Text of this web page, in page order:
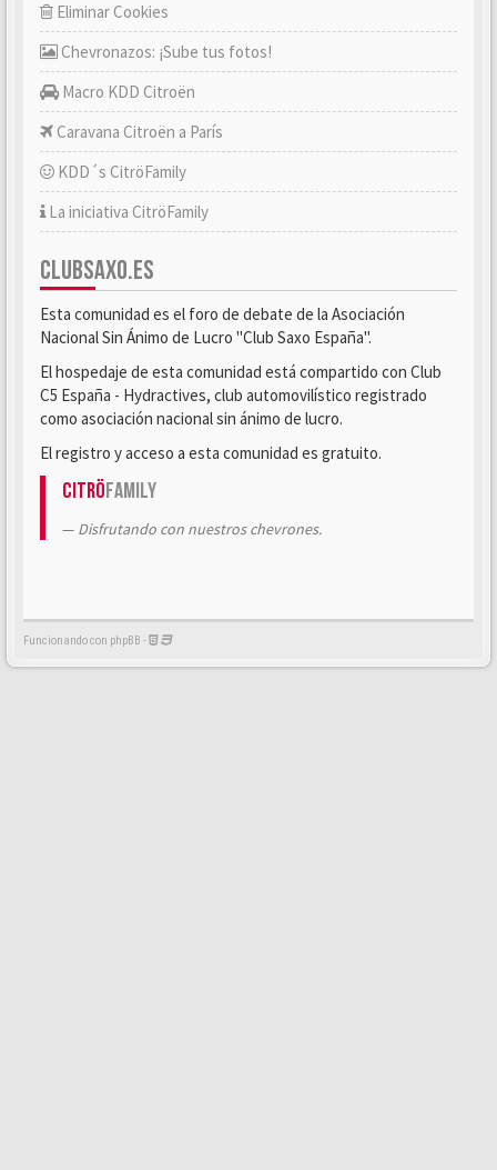
Eliminar Cookies
Chevronazos: ¡Sube tus fotos!
Macro KDD Citroën
Caravana Citroën a París
KDD´s CitröFamily
La iniciativa CitröFamily
CLUBSAXO.ES
Esta comunidad es el foro de debate de la Asociación
Nacional Sin Ánimo de Lucro "Club Saxo España".
El hospedaje de esta comunidad está compartido con Club
C5 España - Hydractives, club automovilístico registrado
como asociación nacional sin ánimo de lucro.
El registro y acceso a esta comunidad es gratuito.
CitröFamily
Disfrutando con nuestros chevrones.
Funcionando con phpBB -